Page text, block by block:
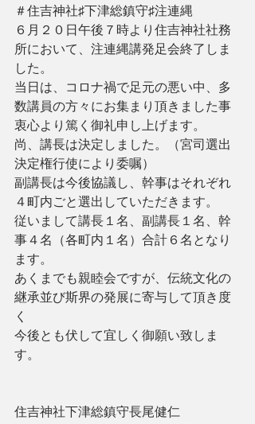
＃住吉神社♯下津総鎮守♯注連縄
６月２０日午後７時より住吉神社社務
所において、注連縄講発足会終了しま
した。
当日は、コロナ禍で足元の悪い中、多
数講員の方々にお集まり頂きました事
衷心より篤く御礼申し上げます。
尚、講長は決定しました。（宮司選出
決定権行使により委嘱）
副講長は今後協議し、幹事はそれぞれ
４町内ごと選出していただきます。
従いまして講長１名、副講長１名、幹
事４名（各町内１名）合計６名となり
ます。
あくまでも親睦会ですが、伝統文化の
継承並び斯界の発展に寄与して頂き度
く
今後とも伏して宜しく御願い致しま
す。
住吉神社下津総鎮守長尾健仁